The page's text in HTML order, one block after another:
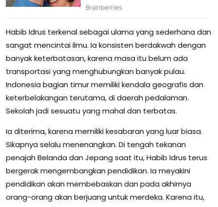
Habib Idrus terkenal sebagai ulama yang sederhana dan
sangat mencintai ilmu. Ia konsisten berdakwah dengan
banyak keterbatasan, karena masa itu belum ada
transportasi yang menghubungkan banyak pulau.
Indonesia bagian timur memiliki kendala geografis dan
keterbelakangan terutama, di daerah pedalaman.
Sekolah jadi sesuatu yang mahal dan terbatas.
Ia diterima, karena memiliki kesabaran yang luar biasa.
Sikapnya selalu menenangkan. Di tengah tekanan
penajah Belanda dan Jepang saat itu, Habib Idrus terus
bergerak mengembangkan pendidikan. Ia meyakini
pendidikan akan membebaskan dan pada akhirnya
orang-orang akan berjuang untuk merdeka. Karena itu,